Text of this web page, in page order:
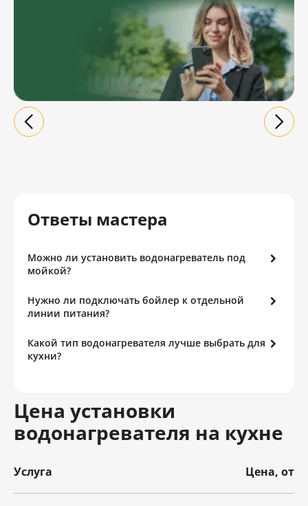
Цена установки
водонагревателя на кухне
Услуга Цена, от
Ответы мастера
Можно ли установить водонагреватель под
мойкой?
Нужно ли подключать бойлер к отдельной
линии питания?
Какой тип водонагревателя лучше выбрать для
кухни?